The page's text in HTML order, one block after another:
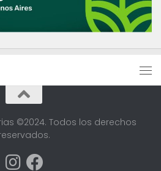
©2024. Todos los derechos